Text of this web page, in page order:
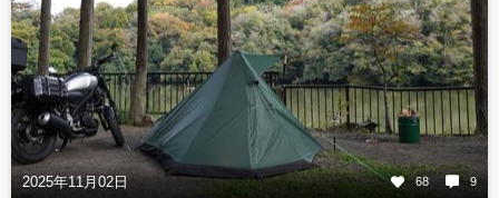
2025年11月02日 68 9